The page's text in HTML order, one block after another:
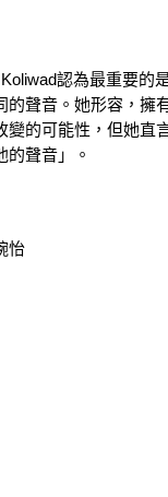
認為最重要的
的聲音。她形容，擁
變的可能性，但她直
的聲音」。
怡